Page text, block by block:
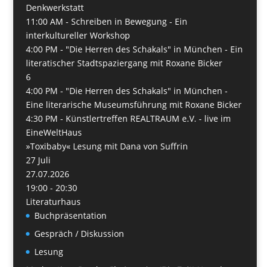
Denkwerkstatt
11:00 AM - Schreiben in Bewegung - Ein
interkultureller Workshop
4:00 PM - "Die Herren des Schakals" in München - Ein
literatischer Stadtspaziergang mit Roxane Bicker
6
4:00 PM - "Die Herren des Schakals" in München -
Eine literarische Museumsführung mit Roxane Bicker
4:30 PM - Künstlertreffen REALTRAUM e.V. - live im
EineWeltHaus
»Toxibaby« Lesung mit Dana von Suffrin
27 Juli
27.07.2026
19:00 - 20:30
Literaturhaus
Buchpräsentation
Gespräch / Diskussion
Lesung